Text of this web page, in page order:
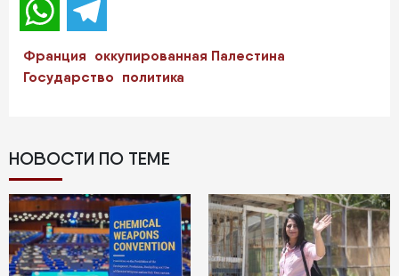
WhatsApp
Франция оккупированная Палестина
Государство политика
НОВОСТИ ПО ТЕМЕ